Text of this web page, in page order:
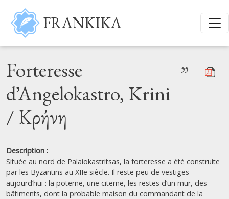
Aller au contenu principal
FRANKIKA
Forteresse
d’Angelokastro, Krini
/ Κρήνη
”
Description :
Située au nord de Palaiokastritsas, la forteresse a été construite
par les Byzantins au XIIe siècle. Il reste peu de vestiges
aujourd’hui : la poterne, une citerne, les restes d’un mur, des
bâtiments, dont la probable maison du commandant de la